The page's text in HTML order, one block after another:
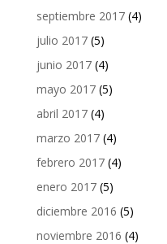
septiembre 2017(4)
julio 2017(5)
junio 2017(4)
mayo 2017(5)
abril 2017(4)
marzo 2017(4)
febrero 2017(4)
enero 2017(5)
diciembre 2016 (5)
noviembre 2016 (4)